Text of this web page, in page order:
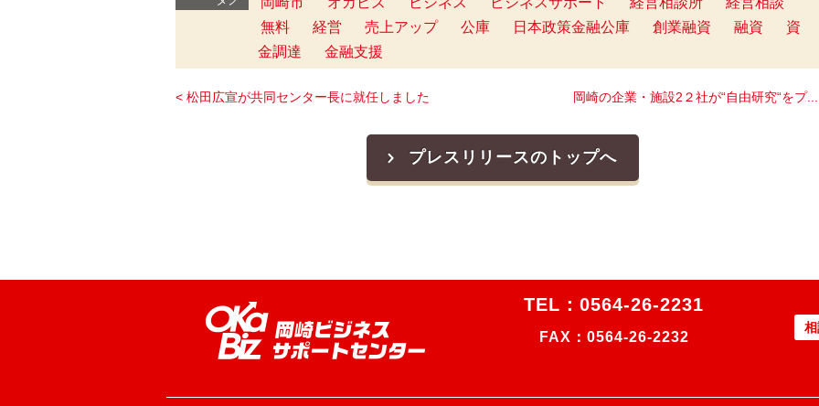
無料
経営 売上アップ 公庫 日本政策金融公庫 創業融資 融資
資
金調達
金融支援
< 松田広宣が共同センター長に就任しました 岡崎の企業・施設2２社が“自由研究“をプ
プレスリリースのトップへ
TEL：0564-26-2231
FAX：0564-26-2232